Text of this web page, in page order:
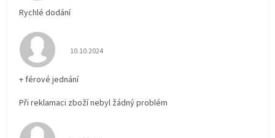
Rychlé dodání
Hodnocení obchodu je 5 z 5 hvězdiček.
10.10.2024
+ férové jednání
Při reklamaci zboží nebyl žádný problém